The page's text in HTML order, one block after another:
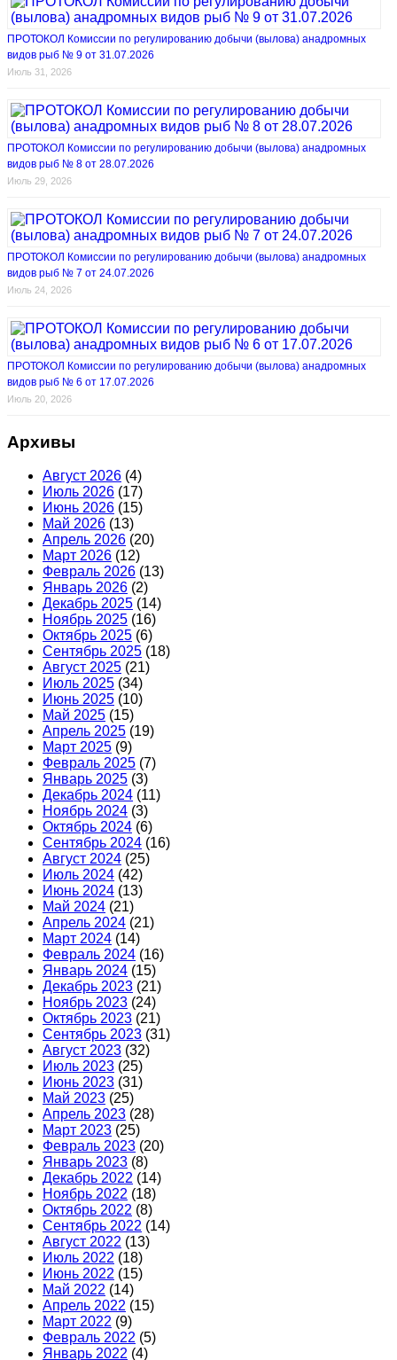
ПРОТОКОЛ Комиссии по регулированию добычи (вылова) анадромных
видов рыб № 9 от 31.07.2026
Июль 31, 2026
ПРОТОКОЛ Комиссии по регулированию добычи (вылова) анадромных
видов рыб № 8 от 28.07.2026
Июль 29, 2026
ПРОТОКОЛ Комиссии по регулированию добычи (вылова) анадромных
видов рыб № 7 от 24.07.2026
Июль 24, 2026
ПРОТОКОЛ Комиссии по регулированию добычи (вылова) анадромных
видов рыб № 6 от 17.07.2026
Июль 20, 2026
Архивы
Август 2026 (4)
Июль 2026 (17)
Июнь 2026 (15)
Май 2026 (13)
Апрель 2026 (20)
Март 2026 (12)
Февраль 2026 (13)
Январь 2026 (2)
Декабрь 2025 (14)
Ноябрь 2025 (16)
Октябрь 2025 (6)
Сентябрь 2025 (18)
Август 2025 (21)
Июль 2025 (34)
Июнь 2025 (10)
Май 2025 (15)
Апрель 2025 (19)
Март 2025 (9)
Февраль 2025 (7)
Январь 2025 (3)
Декабрь 2024 (11)
Ноябрь 2024 (3)
Октябрь 2024 (6)
Сентябрь 2024 (16)
Август 2024 (25)
Июль 2024 (42)
Июнь 2024 (13)
Май 2024 (21)
Апрель 2024 (21)
Март 2024 (14)
Февраль 2024 (16)
Январь 2024 (15)
Декабрь 2023 (21)
Ноябрь 2023 (24)
Октябрь 2023 (21)
Сентябрь 2023 (31)
Август 2023 (32)
Июль 2023 (25)
Июнь 2023 (31)
Май 2023 (25)
Апрель 2023 (28)
Март 2023 (25)
Февраль 2023 (20)
Январь 2023 (8)
Декабрь 2022 (14)
Ноябрь 2022 (18)
Октябрь 2022 (8)
Сентябрь 2022 (14)
Август 2022 (13)
Июль 2022 (18)
Июнь 2022 (15)
Май 2022 (14)
Апрель 2022 (15)
Март 2022 (9)
Февраль 2022 (5)
Январь 2022 (4)